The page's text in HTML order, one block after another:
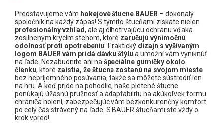
HOKEJOVÉ DOPLNKY
Štucne
Dresy
Ponožky
Šnúrky do korčúľ
Pásky
Puky
Fľaše a obaly
Ostatné doplnky na hokej
Predstavujeme vám hokejové štucne BAUER – dokonalý
spoločník na každý zápas! S týmito štucňami získate nielen
profesionálny vzhľad, ale aj dlhotrvajúcu ochranu vďaka
zosilneným krycím stehom, ktoré zaručujú výnimočnú
odolnosť proti opotrebeniu . Praktický dizajn s vyšívaným
logom BAUER vám pridá dávku štýlu a umožní vám vyniknúť
na ľade. Nezabudnite ani na špeciálne gumičky okolo
členku, ktoré zaistia, že štucne zostanú na svojom mieste
bez nepríjemného posúvania, takže sa môžete sústrediť len
na hru. A keď príde na pohodlie, naše pletené štucne
ponúkajú úžasnú pružnosť a adaptabilitu na akúkoľvek formu
chrániča holení, zabezpečujúc vám bezkonkurenčný komfort
po celý čas strávený na ľade. S BAUER štucňami ste vždy o
krok vpred!